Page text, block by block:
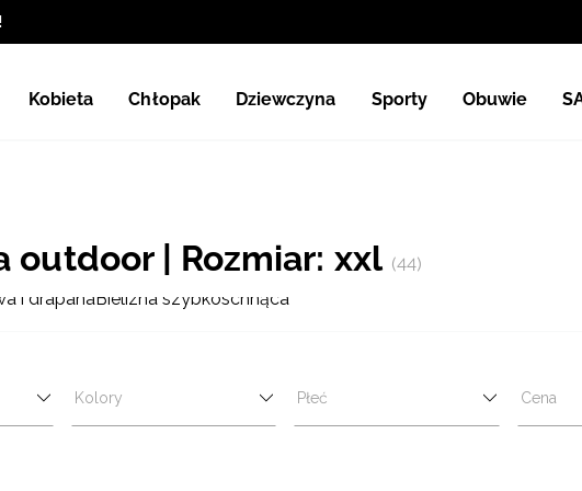
Kobieta Chłopak Dziewczyna Sporty Obuwie
outdoor | Rozmiar: xxl (44)
i drapanaBielizna szybkoschnąca
Kolory Płeć Cena